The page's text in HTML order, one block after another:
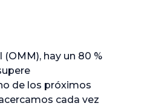
hay un 80 %
de los próximos
cada vez